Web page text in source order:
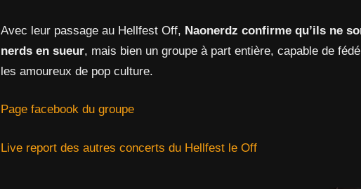
Avec leur passage au Hellfest Off, Naonerdz confirme qu’ils ne
nerds en sueur, mais bien un groupe à part entière, capable de
les amoureux de pop culture.
Page facebook du groupe
Live report des autres concerts du Hellfest le Off